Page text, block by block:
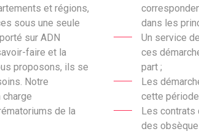
et régions,
sous une seule
sur ADN
faire et la
proposons, ils se
Notre
de la
dans les
Un service
ces
part ;
Les
cette
Les contrats
des